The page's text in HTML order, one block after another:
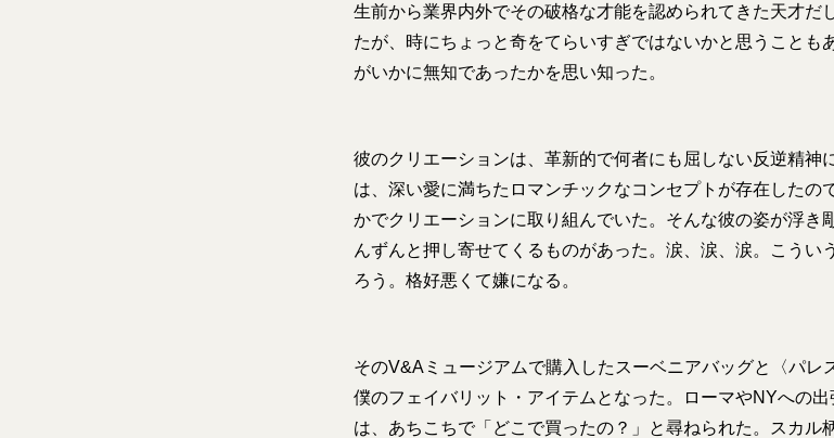
生前から業界内外でその破格な才能を認められてきた天才だ
たが、時にちょっと奇をてらいすぎではないかと思うことも
がいかに無知であったかを思い知った。
彼のクリエーションは、革新的で何者にも屈しない反逆精神
は、深い愛に満ちたロマンチックなコンセプトが存在したの
かでクリエーションに取り組んでいた。そんな彼の姿が浮き
んずんと押し寄せてくるものがあった。涙、涙、涙。こうい
ろう。格好悪くて嫌になる。
そのV&Aミュージアムで購入したスーベニアバッグと〈パレ
僕のフェイバリット・アイテムとなった。ローマやNYへの
は、あちこちで「どこで買ったの？」と尋ねられた。スカル